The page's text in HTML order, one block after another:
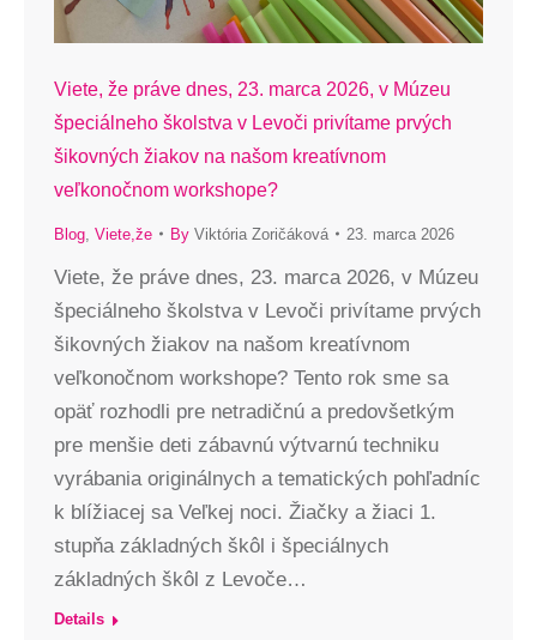
Viete, že práve dnes, 23. marca 2026, v Múzeu
špeciálneho školstva v Levoči privítame prvých
šikovných žiakov na našom kreatívnom
veľkonočnom workshope?
Blog Viete,že By Viktória Zoričáková 23. marca 2026
Viete, že práve dnes, 23. marca 2026, v Múzeu
špeciálneho školstva v Levoči privítame prvých
šikovných žiakov na našom kreatívnom
veľkonočnom workshope? Tento rok sme sa
opäť rozhodli pre netradičnú a predovšetkým
pre menšie deti zábavnú výtvarnú techniku
vyrábania originálnych a tematických pohľadníc
k blížiacej sa Veľkej noci. Žiačky a žiaci 1.
stupňa základných škôl i špeciálnych
základných škôl z Levoče…
Details